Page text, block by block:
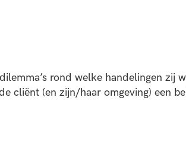
rond welke handelingen zij
cliënt (en zijn/haar omgeving) een